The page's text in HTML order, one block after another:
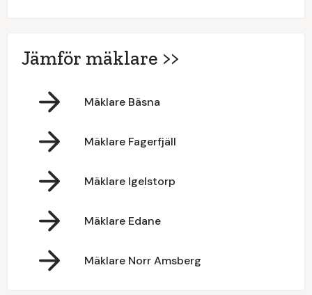
Jämför mäklare >>
Mäklare Bäsna
Mäklare Fagerfjäll
Mäklare Igelstorp
Mäklare Edane
Mäklare Norr Amsberg